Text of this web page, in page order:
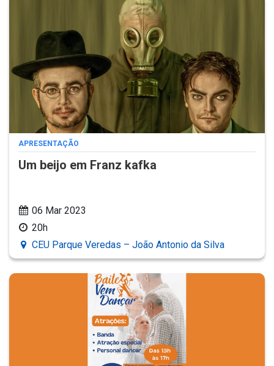
APRESENTAÇÃO
Um beijo em Franz kafka
06 Mar 2023
20h
CEU Parque Veredas – João Antonio da Silva